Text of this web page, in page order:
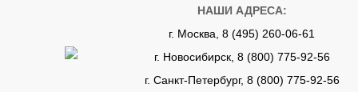
НАШИ АДРЕСА:
г. Москва, 8 (495) 260-06-61
г. Новосибирск, 8 (800) 775-92-56
г. Санкт-Петербург, 8 (800) 775-92-56